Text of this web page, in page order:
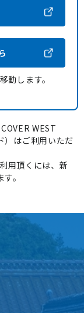
動します。
WEST
はご利用いただ
用頂くには、新
。